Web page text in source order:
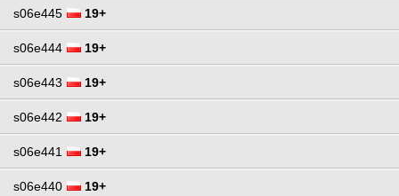
s06e445 19+
s06e444 19+
s06e443 19+
s06e442 19+
s06e441 19+
s06e440 19+